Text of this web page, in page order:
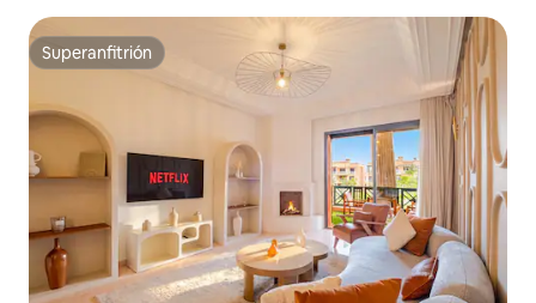
Superanfitrión
Superanfitrión